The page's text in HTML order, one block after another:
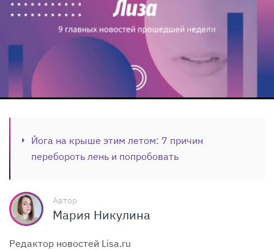
Йога на крыше этим летом: 7 причин
перебороть лень и попробовать
Автор
Мария Никулина
Редактор новостей Lisa.ru